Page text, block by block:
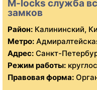
M-locks служба
замков
Район: Калининский,
Метро:
Адрес: Санкт-
Режим работы:
Правовая форма: